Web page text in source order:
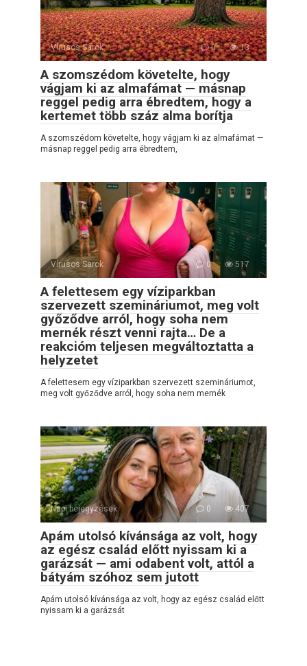
Vírusos Sarok 0 13
A szomszédom követelte, hogy
vágjam ki az almafámat — másnap
reggel pedig arra ébredtem, hogy a
kertemet több száz alma borítja
A szomszédom követelte, hogy vágjam ki az almafámat —
másnap reggel pedig arra ébredtem,
Vírusos Sarok 0 517
A felettesem egy víziparkban
szervezett szemináriumot, meg volt
győződve arról, hogy soha nem
mernék részt venni rajta… De a
reakcióm teljesen megváltoztatta a
helyzetet
A felettesem egy víziparkban szervezett szemináriumot,
meg volt győződve arról, hogy soha nem mernék
Napi bejegyzések 0 407
Apám utolsó kívánsága az volt, hogy
az egész család előtt nyissam ki a
garázsát — ami odabent volt, attól a
bátyám szóhoz sem jutott
Apám utolsó kívánsága az volt, hogy az egész család előtt
nyissam ki a garázsát